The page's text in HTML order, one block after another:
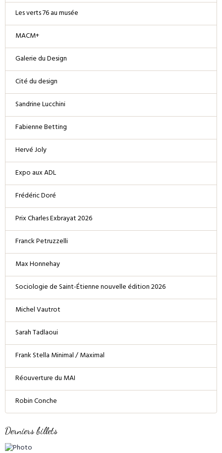
Les verts 76 au musée
MACM+
Galerie du Design
Cité du design
Sandrine Lucchini
Fabienne Betting
Hervé Joly
Expo aux ADL
Frédéric Doré
Prix Charles Exbrayat 2026
Franck Petruzzelli
Max Honnehay
Sociologie de Saint-Étienne nouvelle édition 2026
Michel Vautrot
Sarah Tadlaoui
Frank Stella Minimal / Maximal
Réouverture du MAI
Robin Conche
Derniers billets